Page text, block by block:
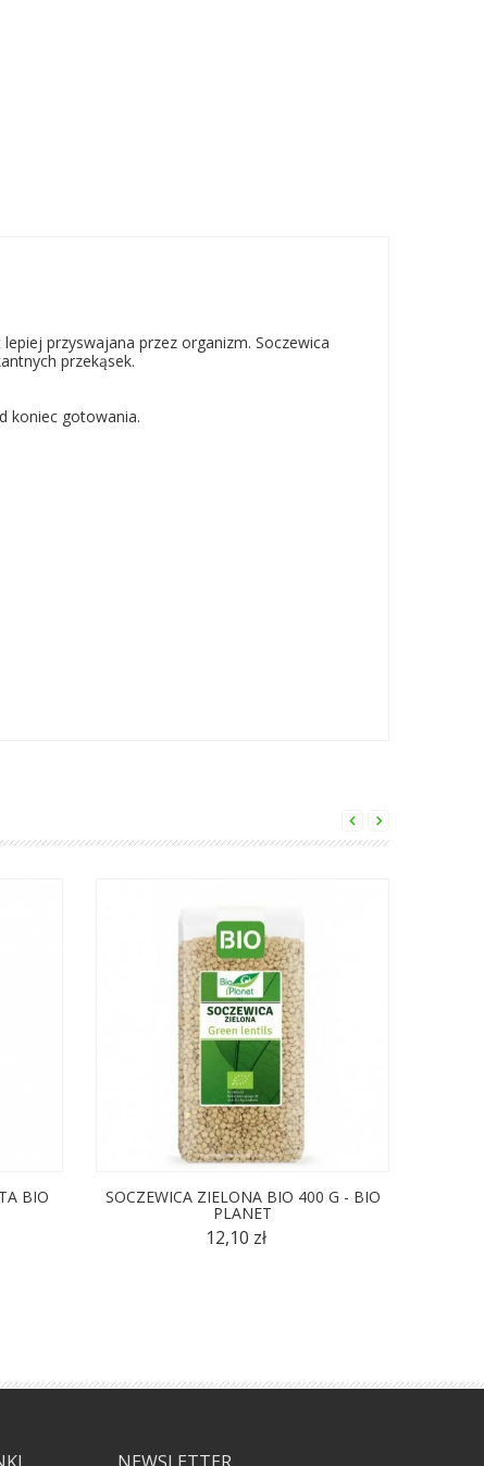
przyswajana przez organizm. Soczewica
przekąsek.
koniec gotowania.
BIO SOCZEWICA ZIELONA BIO 400 G - BIO
PLANET
12,10 zł